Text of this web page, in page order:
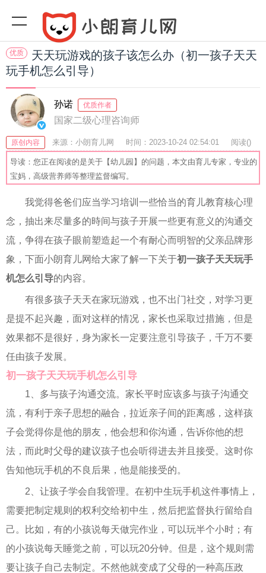
优质
天天玩游戏的孩子该怎么办（初一孩子天天
玩手机怎么引导）
孙诺 优质作者
国家二级心理咨询师
原创内容 来源：小朗育儿网 时间：2023-10-24 02:54:01 阅读()
收藏：28 分享：79 爆
导读：您正在阅读的是关于【幼儿园】的问题，本文由育儿专家，专业的
宝妈，高级营养师等整理监督编写。
我觉得爸爸们应当学习培训一些恰当的育儿教育核心理
念，抽出来尽量多的時间与孩子开展一些更有意义的沟通交
流，争得在孩子眼前塑造起一个有耐心而明智的父亲品牌形
象，下面小朗育儿网给大家了解一下关于初一孩子天天玩手
机怎么引导的内容。
有很多孩子天天在家玩游戏，也不出门社交，对学习更
是提不起兴趣，面对这样的情况，家长也采取过措施，但是
效果都不是很好，身为家长一定要注意引导孩子，千万不要
任由孩子发展。
初一孩子天天玩手机怎么引导
1、多与孩子沟通交流。家长平时应该多与孩子沟通交
流，有利于亲子思想的融合，拉近亲子间的距离感，这样孩
子会觉得你是他的朋友，他会想和你沟通，告诉你他的想
法，而此时父母的建议孩子也会听得进去并且接受。这时你
告知他玩手机的不良后果，他是能接受的。
2、让孩子学会自我管理。在初中生玩手机这件事情上，
需要把制定规则的权利交给初中生，然后把监督执行留给自
己。比如，有的小孩说每天做完作业，可以玩半个小时；有
的小孩说每天睡觉之前，可以玩20分钟。但是，这个规则需
要让孩子自己去制定。不然他就变成了父母的一种高压政